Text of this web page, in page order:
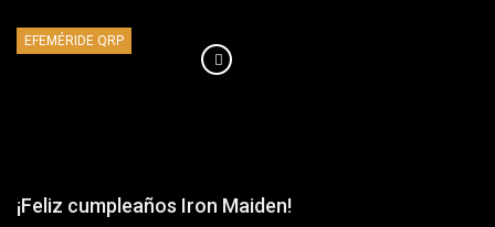
EFEMÉRIDE QRP
¡Feliz cumpleaños Iron Maiden!